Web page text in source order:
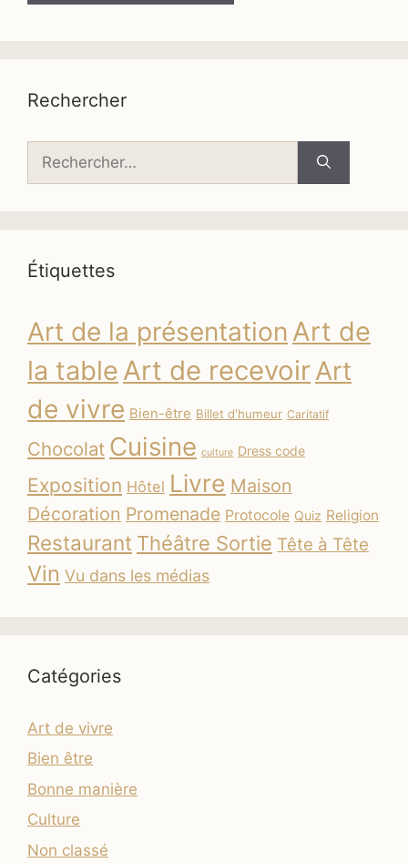
Rechercher
Étiquettes
Art de la présentation Art de
la table Art de recevoirArt
de vivre Bien-être Billet d'humeur Caritatif
Chocolat Cuisine culture Dress code
Exposition Hôtel Livre Maison
Décoration Promenade Protocole Quiz Religion
Restaurant Théâtre Sortie Tête à Tête
Vin Vu dans les médias
Catégories
Art de vivre
Bien être
Bonne manière
Culture
Non classé